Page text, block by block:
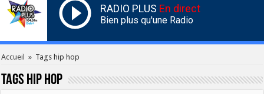
RADIO PLUS En direct
Bien plus qu'une Radio
Accueil » Tags hip hop
Tags hip hop